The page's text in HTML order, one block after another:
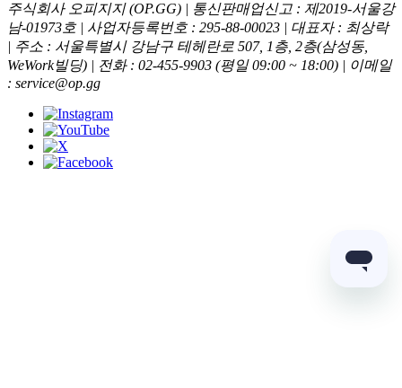
주식회사 오피지지 (OP.GG) | 통신판매업신고 : 제2019-서울강
남-01973호 | 사업자등록번호 : 295-88-00023 | 대표자 : 최상락
| 주소 : 서울특별시 강남구 테헤란로 507, 1층, 2층(삼성동,
WeWork빌딩) | 전화 : 02-455-9903 (평일 09:00 ~ 18:00) | 이메일
: service@op.gg